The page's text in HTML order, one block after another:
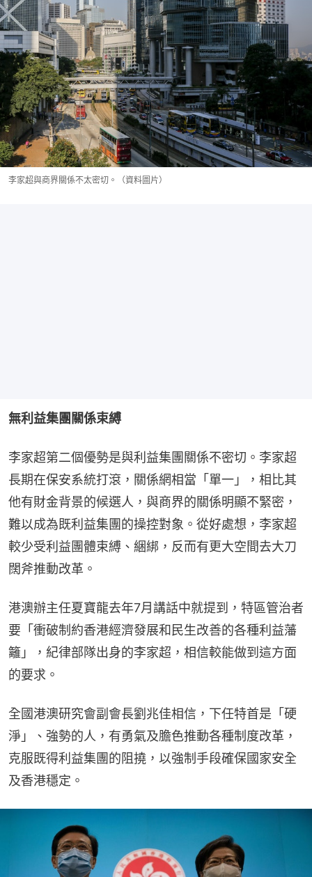
李家超與商界關係不太密切。（資料圖片）
無利益集團關係束縛
李家超第二個優勢是與利益集團關係不密切。李家超
長期在保安系統打滾，關係網相當「單一」，相比其
他有財金背景的候選人，與商界的關係明顯不緊密，
難以成為既利益集團的操控對象。從好處想，李家超
較少受利益團體束縛、綑綁，反而有更大空間去大刀
闊斧推動改革。
港澳辦主任夏寶龍去年7月講話中就提到，特區管治者
要「衝破制約香港經濟發展和民生改善的各種利益藩
籬」，紀律部隊出身的李家超，相信較能做到這方面
的要求。
全國港澳研究會副會長劉兆佳相信，下任特首是「硬
淨」、強勢的人，有勇氣及膽色推動各種制度改革，
克服既得利益集團的阻撓，以強制手段確保國家安全
及香港穩定。